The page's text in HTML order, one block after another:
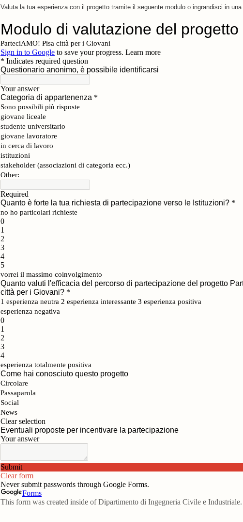
Valuta la tua esperienza con il progetto tramite il seguente modulo o ingrandisci in una